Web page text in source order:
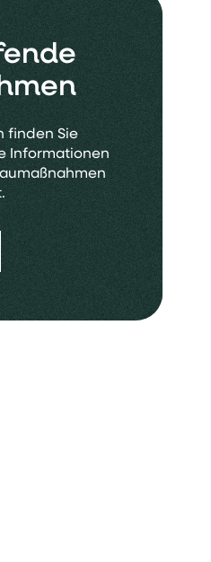
finden Sie
Informationen